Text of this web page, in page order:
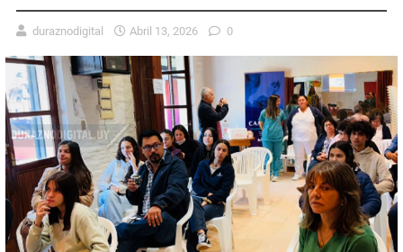
duraznodigital Abril 13, 2026 0